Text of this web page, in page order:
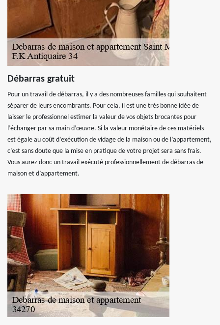
Débarras gratuit
Pour un travail de débarras, il y a des nombreuses familles qui souhaitent
séparer de leurs encombrants. Pour cela, il est une très bonne idée de
laisser le professionnel estimer la valeur de vos objets brocantes pour
l’échanger par sa main d’œuvre. Si la valeur monétaire de ces matériels
est égale au coût d’exécution de vidage de la maison ou de l’appartement,
c’est sans doute que la mise en pratique de votre projet sera sans frais.
Vous aurez donc un travail exécuté professionnellement de débarras de
maison et d’appartement.